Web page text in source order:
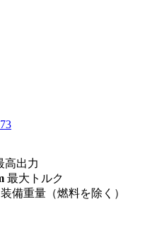
高出力
最大トルク
装備重量（燃料を除く）